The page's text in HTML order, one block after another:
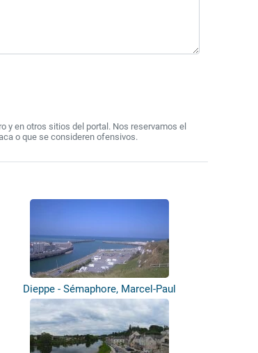
y en otros sitios del portal. Nos reservamos el
o que se consideren ofensivos.
Dieppe - Sémaphore, Marcel-Paul